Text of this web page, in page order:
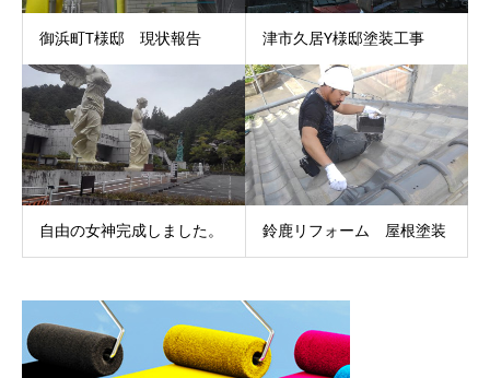
御浜町T様邸 現状報告 津市久居Y様邸塗装工事
自由の女神完成しました。 鈴鹿リフォーム 屋根塗装